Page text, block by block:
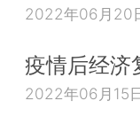
2022年06月20
疫情后经济
2022年06月15